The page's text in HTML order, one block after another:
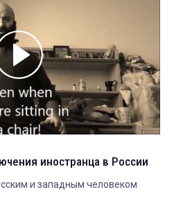
иностранца в России
и западным человеком